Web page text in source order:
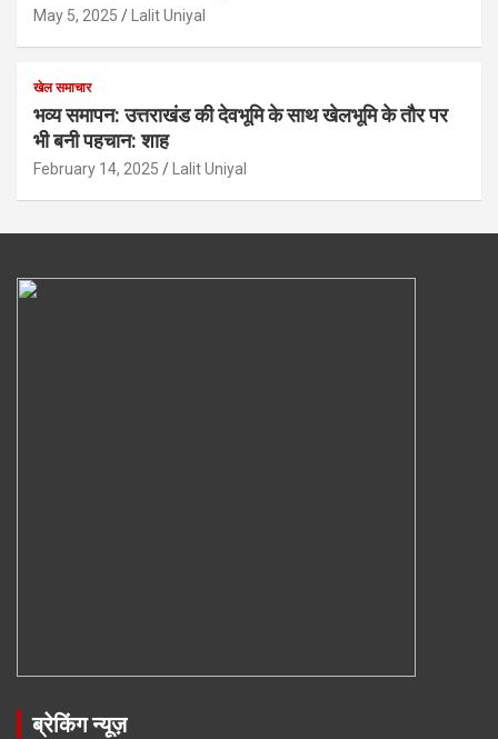
May 5, 2025 Lalit Uniyal
खेल समाचार
भव्य समापन: उत्तराखंड की देवभूमि के साथ खेलभूमि के तौर पर
भी बनी पहचान: शाह
February 14, 2025 Lalit Uniyal
ब्रेकिंग न्यूज़